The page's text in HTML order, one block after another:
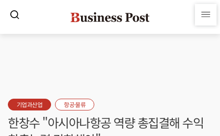
기업과산업 항공·물류
한창수 "아시아나항공 역량 총집결해 수익